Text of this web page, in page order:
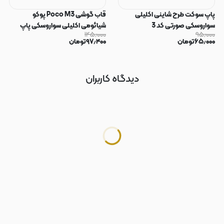
پاپ سوکت طرح شاینی اکلیلی
سواروسکی صورتی کد 3
۹۵٫۰۰۰
۶۵٫۰۰۰تومان
قاب گوشی Poco M3 پوکو
شیائومی اکلیلی سواروسکی پاپ
سوکت دار محافظ لنز دار صورتی کد
۱۴۵٫۰۰۰
۹۷٫۴۰۰تومان
دیدگاه کاربران